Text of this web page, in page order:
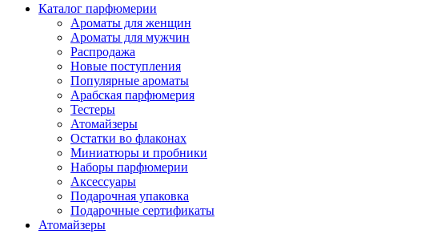
Каталог парфюмерии
Ароматы для женщин
Ароматы для мужчин
Распродажа
Новые поступления
Популярные ароматы
Арабская парфюмерия
Тестеры
Атомайзеры
Остатки во флаконах
Миниатюры и пробники
Наборы парфюмерии
Аксессуары
Подарочная упаковка
Подарочные сертификаты
Атомайзеры